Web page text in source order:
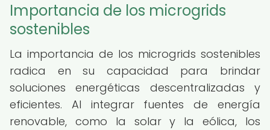
Importancia de los microgrids
sostenibles
La importancia de los microgrids sostenibles
radica en su capacidad para brindar
soluciones energéticas descentralizadas y
eficientes. Al integrar fuentes de energía
renovable, como la solar y la eólica, los